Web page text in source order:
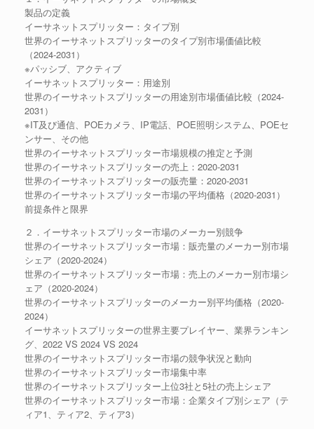
製品の定義
イーサネットスプリッター：タイプ別
世界のイーサネットスプリッターのタイプ別市場価値比較
（2024-2031）
※パッシブ、アクティブ
イーサネットスプリッター：用途別
世界のイーサネットスプリッターの用途別市場価値比較（2024-
2031）
※IT及び通信、POEカメラ、IP電話、POE照明システム、POEセ
ンサー、その他
世界のイーサネットスプリッター市場規模の推定と予測
世界のイーサネットスプリッターの売上：2020-2031
世界のイーサネットスプリッターの販売量：2020-2031
世界のイーサネットスプリッター市場の平均価格（2020-2031）
前提条件と限界
２．イーサネットスプリッター市場のメーカー別競争
世界のイーサネットスプリッター市場：販売量のメーカー別市場
シェア（2020-2024）
世界のイーサネットスプリッター市場：売上のメーカー別市場シ
ェア（2020-2024）
世界のイーサネットスプリッターのメーカー別平均価格（2020-
2024）
イーサネットスプリッターの世界主要プレイヤー、業界ランキン
グ、2022 VS 2024 VS 2024
世界のイーサネットスプリッター市場の競争状況と動向
世界のイーサネットスプリッター市場集中率
世界のイーサネットスプリッター上位3社と5社の売上シェア
世界のイーサネットスプリッター市場：企業タイプ別シェア（テ
ィア1、ティア2、ティア3）